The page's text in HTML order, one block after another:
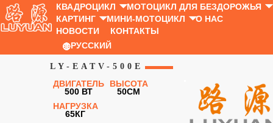
КВАДРОЦИКЛ
МОТОЦИКЛ ДЛЯ БЕЗДОРОЖЬЯ
КАРТИНГ
МИНИ-МОТОЦИКЛ
О НАС
НОВОСТИ
КОНТАКТЫ
РУССКИЙ
LY-EATV-500E
ДВИГАТЕЛЬ
500 ВТ
ВЫСОТА
50СМ
НАГРУЗКА
65КГ